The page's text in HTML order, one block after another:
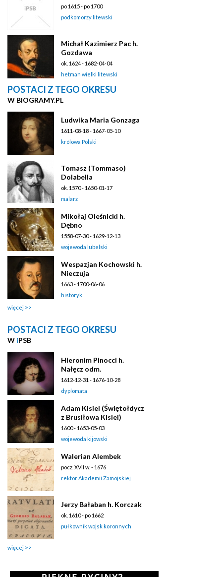
po 1615 - po 1700
podkomorzy litewski
Michał Kazimierz Pac h.
Gozdawa
ok. 1624 - 1682-04-04
hetman wielki litewski
POSTACI Z TEGO OKRESU
W BIOGRAMY.PL
Ludwika Maria Gonzaga
1611-08-18 - 1667-05-10
królowa Polski
Tomasz (Tommaso)
Dolabella
ok. 1570 - 1650-01-17
malarz
Mikołaj Oleśnicki h.
Dębno
1558-07-30 - 1629-12-13
wojewoda lubelski
Wespazjan Kochowski h.
Nieczuja
1663 - 1700-06-06
historyk
więcej
POSTACI Z TEGO OKRESU
W iPSB
Hieronim Pinocci h.
Nałęcz odm.
1612-12-31 - 1676-10-28
dyplomata
Adam Kisiel (Świętołdycz
z Brusiłowa Kisiel)
1600 - 1653-05-03
wojewoda kijowski
Walerian Alembek
pocz. XVII w. - 1676
rektor Akademii Zamojskiej
Jerzy Bałaban h. Korczak
ok. 1610 - po 1662
pułkownik wojsk koronnych
więcej